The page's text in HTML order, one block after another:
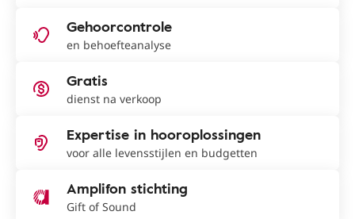
Gehoorcontrole
en behoefteanalyse
Gratis
dienst na verkoop
Expertise in hooroplossingen
voor alle levensstijlen en budgetten
Amplifon stichting
Gift of Sound